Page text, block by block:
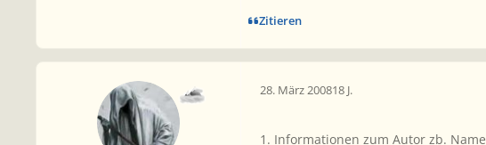
Zitieren
28. März 200818 J.
1. Informationen zum Autor zb.